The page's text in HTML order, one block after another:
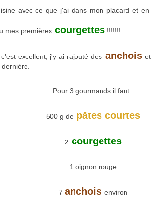
avec ce que j'ai dans mon placard et
mes premières courgettes !!!!!!!
c'est excellent, j'y ai rajouté des anchois
Pour 3 gourmands il faut :
500 g de pâtes courtes
2 courgettes
1 oignon rouge
7 anchois environ